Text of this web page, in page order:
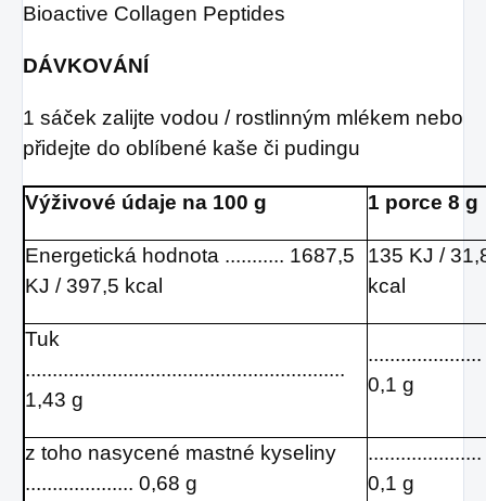
Bioactive Collagen Peptides
DÁVKOVÁNÍ
1 sáček zalijte vodou / rostlinným mlékem nebo
přidejte do oblíbené kaše či pudingu
Výživové údaje na 100 g 1 porce 8 g
Energetická hodnota ........... 1687,5
KJ / 397,5 kcal
135 KJ /
kcal
Tuk
...........................................................
1,43 g
.....................
0,1 g
z toho nasycené mastné kyseliny
.................... 0,68 g
.....................
0,1 g